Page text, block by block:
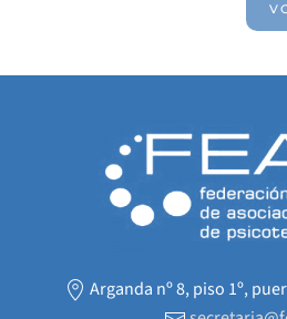
Arganda nº 8, piso 1º,